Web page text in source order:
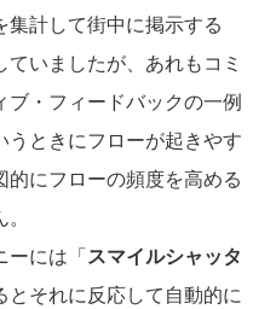
計して街中に掲示する
ていましたが、あれもコミ
ブ・フィードバックの一例
ときにフローが起きやす
にフローの頻度を高める
ーには「スマイルシャッタ
とそれに反応して自動的に